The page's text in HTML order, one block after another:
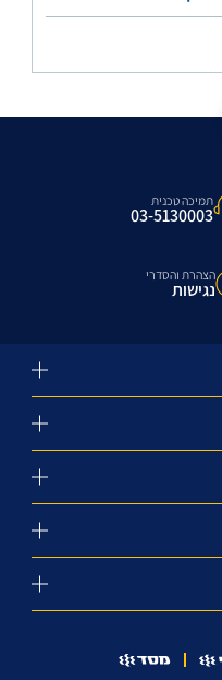
תמיכה טכנית
03-5130003
הצהרת והסדרי
נגישות